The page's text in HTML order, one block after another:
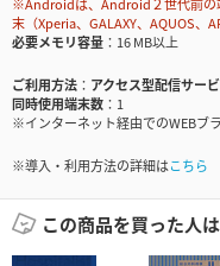
末（Xperia、GALAXY、AQUOS、
必要メモリ容量
16 MB以上
ご利用方法
アクセス型配信サー
同時使用端末数
1
※インターネット経由でのWEBブ
※導入・利用方法の詳細はこちら
この商品を買った人